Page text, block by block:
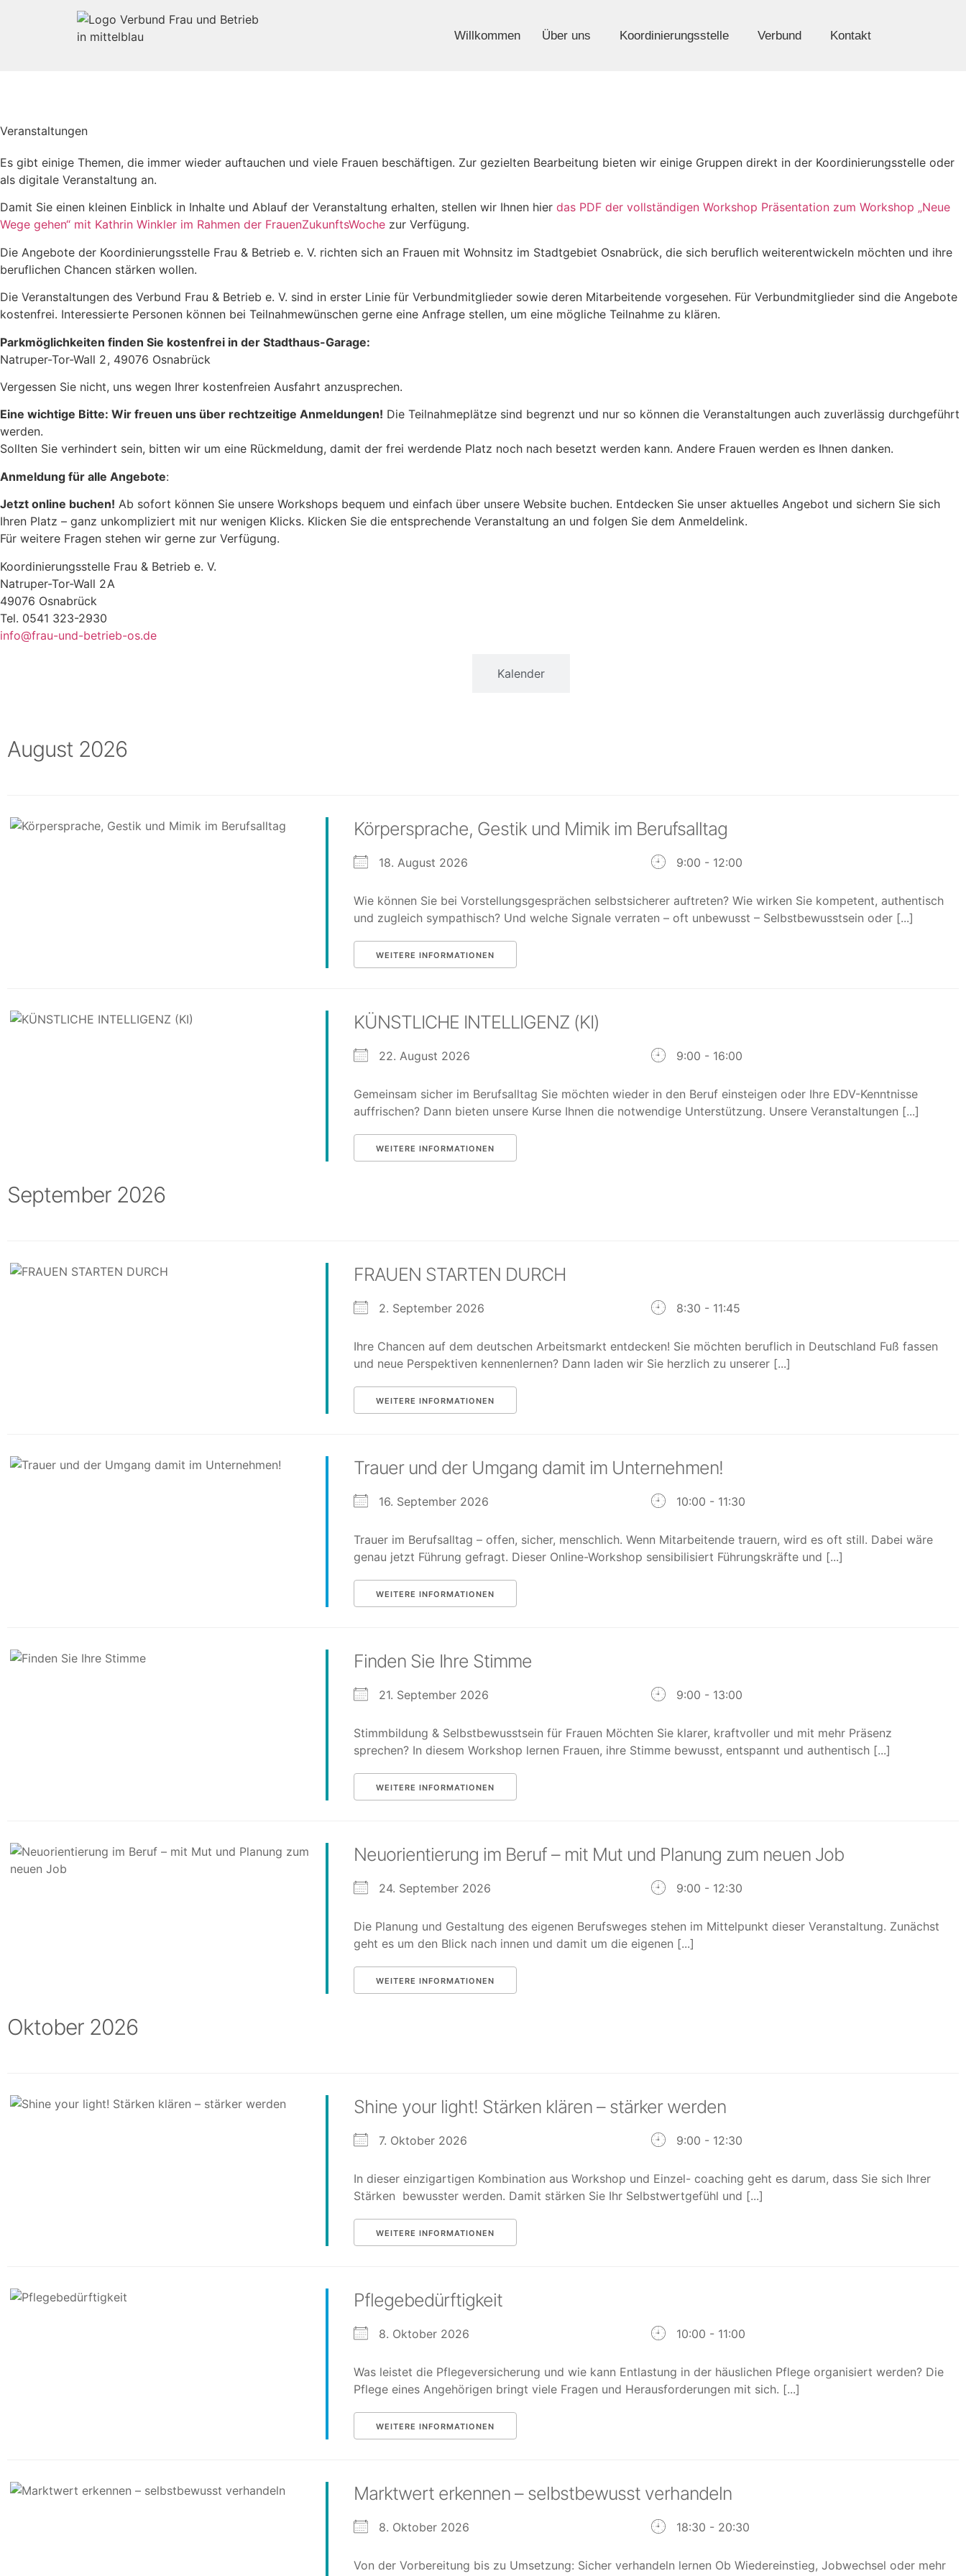
Willkommen Über uns Koordinierungsstelle Verbund Kontakt
Veranstaltungen
Es gibt einige Themen, die immer wieder auftauchen und viele Frauen beschäftigen. Zur gezielten Bearbei­tung bieten wir einige Gruppen direkt in der Koordinierungsstelle oder
als digitale Veranstaltung an.
Damit Sie einen kleinen Einblick in Inhalte und Ablauf der Veranstaltung erhalten, stellen wir Ihnen hier das PDF der vollständigen Workshop Präsentation zum Workshop „Neue
Wege gehen“ mit Kathrin Winkler im Rahmen der FrauenZukunftsWoche zur Verfügung.
Die Angebote der Koordinierungsstelle Frau & Betrieb e. V. richten sich an Frauen mit Wohnsitz im Stadtgebiet Osnabrück, die sich beruflich weiterentwickeln möchten und ihre
beruflichen Chancen stärken wollen.
Die Veranstaltungen des Verbund Frau & Betrieb e. V. sind in erster Linie für Verbundmitglieder sowie deren Mitarbeitende vorgesehen. Für Verbundmitglieder sind die Angebote
kostenfrei. Interessierte Personen können bei Teilnahmewünschen gerne eine Anfrage stellen, um eine mögliche Teilnahme zu klären.
Parkmöglichkeiten finden Sie kostenfrei in der Stadthaus-Garage:
Natruper-Tor-Wall 2 , 49076 Osnabrück
Vergessen Sie nicht, uns wegen Ihrer kostenfreien Ausfahrt anzusprechen.
Eine wichtige Bitte: Wir freuen uns über rechtzeitige Anmeldungen! Die Teilnahmeplätze sind begrenzt und nur so können die Veranstaltungen auch zuverlässig durchgeführt
werden.
Sollten Sie verhindert sein, bitten wir um eine Rückmeldung, damit der frei werdende Platz noch nach besetzt werden kann. Andere Frauen werden es Ihnen danken.
Anmeldung für alle Angebote:
Jetzt online buchen! Ab sofort können Sie unsere Workshops bequem und einfach über unsere Website buchen. Entdecken Sie unser aktuelles Angebot und sichern Sie sich
Ihren Platz – ganz unkompliziert mit nur wenigen Klicks. Klicken Sie die entsprechende Veranstaltung an und folgen Sie dem Anmeldelink.
Für weitere Fragen stehen wir gerne zur Verfügung.
Koordinierungsstelle Frau & Betrieb e. V.
Natruper-Tor-Wall 2 A
49076 Osnabrück
Tel. 0541 323-2930
info@frau-und-betrieb-os.de
Kalender
August 2026
Körpersprache, Gestik und Mimik im Berufsalltag
18. August 2026 9:00 - 12:00
Wie können Sie bei Vorstellungsgesprächen selbstsicherer auftreten? Wie wirken Sie kompetent, authentisch
und zugleich sympathisch? Und welche Signale verraten – oft unbewusst – Selbstbewusstsein oder [...]
WEITERE INFORMATIONEN
KÜNSTLICHE INTELLIGENZ (KI)
22. August 2026 9:00 - 16:00
Gemeinsam sicher im Berufsalltag Sie möchten wieder in den Beruf einsteigen oder Ihre EDV-Kenntnisse
auffrischen? Dann bieten unsere Kurse Ihnen die notwendige Unterstützung. Unsere Veranstaltungen [...]
WEITERE INFORMATIONEN
September 2026
FRAUEN STARTEN DURCH
2. September 2026 8:30 - 11:45
Ihre Chancen auf dem deutschen Arbeitsmarkt entdecken! Sie möchten beruflich in Deutschland Fuß fassen
und neue Perspektiven kennenlernen? Dann laden wir Sie herzlich zu unserer [...]
WEITERE INFORMATIONEN
Trauer und der Umgang damit im Unternehmen!
16. September 2026 10:00 - 11:30
Trauer im Berufsalltag – offen, sicher, menschlich. Wenn Mitarbeitende trauern, wird es oft still. Dabei wäre
genau jetzt Führung gefragt. Dieser Online-Workshop sensibilisiert Führungskräfte und [...]
WEITERE INFORMATIONEN
Finden Sie Ihre Stimme
21. September 2026 9:00 - 13:00
Stimmbildung & Selbstbewusstsein für Frauen Möchten Sie klarer, kraftvoller und mit mehr Präsenz
sprechen? In diesem Workshop lernen Frauen, ihre Stimme bewusst, entspannt und authentisch [...]
WEITERE INFORMATIONEN
Neuorientierung im Beruf – mit Mut und Planung zum neuen Job
24. September 2026 9:00 - 12:30
Die Planung und Gestaltung des eigenen Berufsweges stehen im Mittelpunkt dieser Veranstaltung. Zunächst
geht es um den Blick nach innen und damit um die eigenen [...]
WEITERE INFORMATIONEN
Oktober 2026
Shine your light! Stärken klären – stärker werden
7. Oktober 2026 9:00 - 12:30
In dieser einzigartigen Kombination aus Workshop und Einzel- coaching geht es darum, dass Sie sich Ihrer
Stärken bewusster werden. Damit stärken Sie Ihr Selbstwertgefühl und [...]
WEITERE INFORMATIONEN
Pflegebedürftigkeit
8. Oktober 2026 10:00 - 11:00
Was leistet die Pflegeversicherung und wie kann Entlastung in der häuslichen Pflege organisiert werden? Die
Pflege eines Angehörigen bringt viele Fragen und Herausforderungen mit sich. [...]
WEITERE INFORMATIONEN
Marktwert erkennen – selbstbewusst verhandeln
8. Oktober 2026 18:30 - 20:30
Von der Vorbereitung bis zu Umsetzung: Sicher verhandeln lernen Ob Wiedereinstieg, Jobwechsel oder mehr